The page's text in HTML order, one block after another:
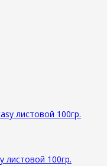
листовой 100гр.